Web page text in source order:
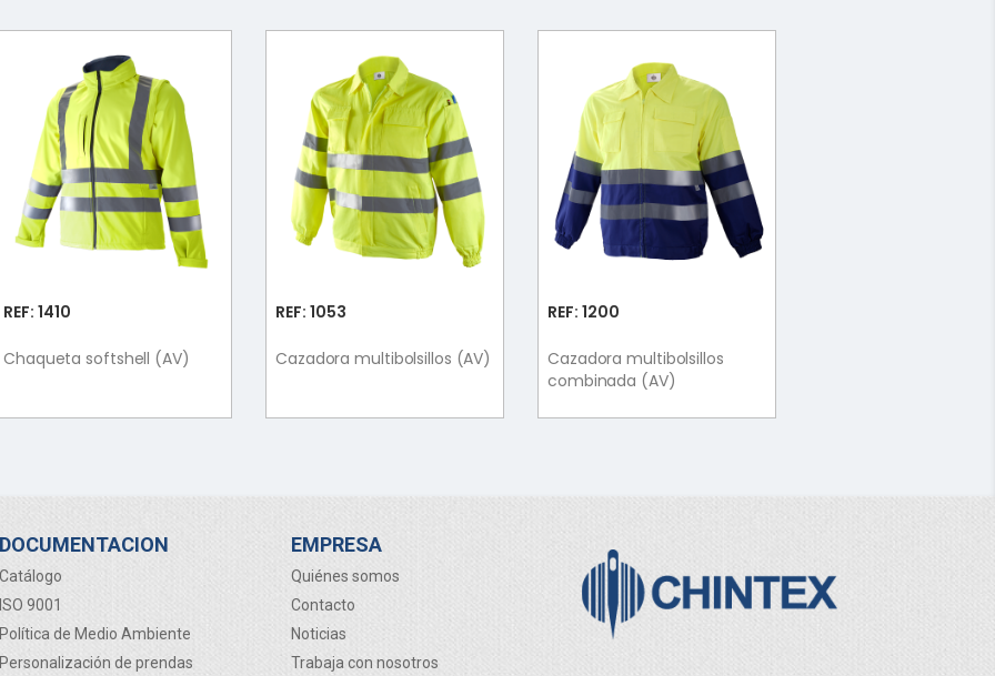
REF: 1410
Chaqueta softshell (AV)
REF: 1053
Cazadora multibolsillos (AV)
REF: 1200
Cazadora multibolsillos
combinada (AV)
DOCUMENTACION
Catálogo
ISO 9001
Política de Medio Ambiente
Personalización de prendas
EMPRESA
Quiénes somos
Contacto
Noticias
Trabaja con nosotros